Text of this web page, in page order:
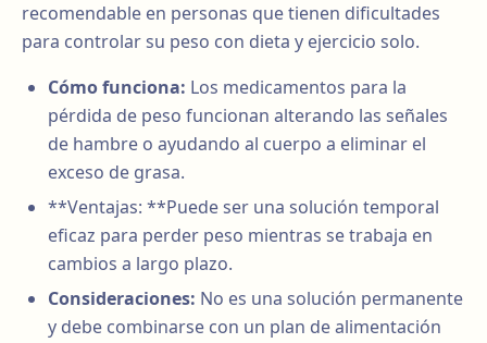
recomendable en personas que tienen dificultades
para controlar su peso con dieta y ejercicio solo.
Cómo funciona: Los medicamentos para la
pérdida de peso funcionan alterando las señales
de hambre o ayudando al cuerpo a eliminar el
exceso de grasa.
**Ventajas: **Puede ser una solución temporal
eficaz para perder peso mientras se trabaja en
cambios a largo plazo.
Consideraciones: No es una solución permanente
y debe combinarse con un plan de alimentación